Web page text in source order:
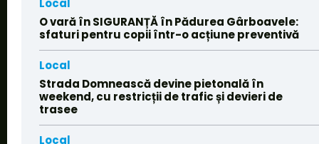
Local
O vară în SIGURANȚĂ în Pădurea Gârboavele:
sfaturi pentru copii într-o acțiune preventivă
Local
Strada Domnească devine pietonală în
weekend, cu restricții de trafic și devieri de
trasee
Local